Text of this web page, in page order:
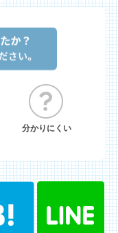
分かりにくい